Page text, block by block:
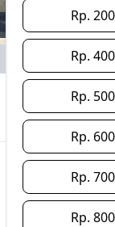
Rp.
Rp.
Rp.
Rp.
Rp.
Rp.